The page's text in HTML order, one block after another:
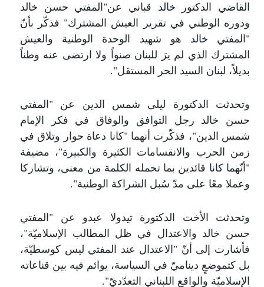
القاضي الدكتور خالد قباني عن"المفتي حسن خالد
ودوره الوطني في تقرير العيش المشترك" فذكّر بأنّ
"المفتي خالد هو شهيد الوحدة الوطنية والعيش
المشترك الذي لم يرَ للبنان صنواً ولا ارتضى عنه وطناً
بديلاً، لبنان السيد الحر المستقل".
وتحدثت الدكتورة ليلى شمس الدين عن "المفتي
حسن خالد رجل التوافق والوفاق في فكر الإمام
شمس الدين"، فذكّرت أنهما "كانا دعاة حوار وتلاق في
زمن الحرب والانقسامات الكثيرة والكبيرة"، مضيفة
"أنّهما كانا قائدين بما تحمله الكلمة من معنى، وتشاركا
وعملا معًا على مدّ سُبل الشراكة الوطنية".
وتحدثت الأخت الدكتورة تيدولا عبدو عن "المفتي
حسن خالد والاعتدال في ظل المطالب الإسلاميّة"،
فأشارت إلى أنّ "الاعتدال عند المفتي ليس كوسطيّة،
بل كتموضعٍ ديناميّ في السياسة، يوائم فيه بين قناعاته
الإسلاميّة والواقع اللبناني التعدّديّ".